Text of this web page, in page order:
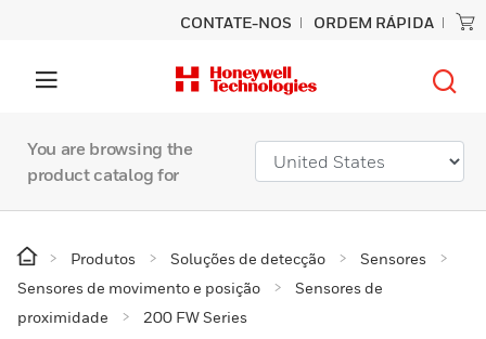
CONTATE-NOS ORDEM RÁPIDA
You are browsing the
product catalog for
Produtos Soluções de detecção
Sensores
Sensores de movimento e posição
Sensores de
proximidade
200 FW Series